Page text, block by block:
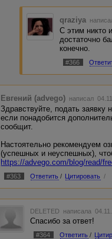
qraziya
С этим никто
достаточно
конечно.
#366
Евгений (advego) написал
Здравствуйте, подать
если понадобится
сообщит.
Настоятельно рекомендуем
(успешных и неуспешных),
https://advego.com/blog/read/
#363 Ответить / Цитировать /
DELETED написала
Спасибо за ответ!
#364 Ответить /